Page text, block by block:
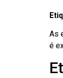
As
é